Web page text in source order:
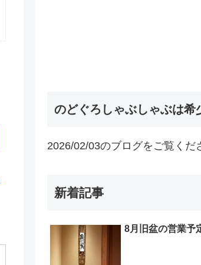
のどぐろしゃぶしゃぶは希
2026/02/03のブログをご覧くだ
新着記事
8月旧盆の営業予